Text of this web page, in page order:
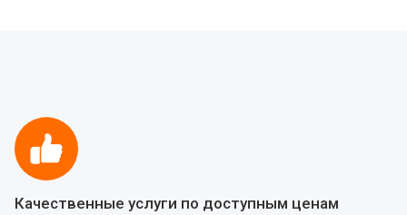
Качественные услуги по доступным ценам